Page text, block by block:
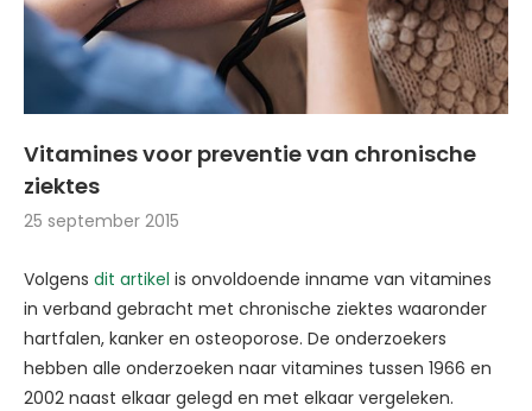
Vitamines voor preventie van chronische
ziektes
25 september 2015
Volgens dit artikel is onvoldoende inname van vitamines
in verband gebracht met chronische ziektes waaronder
hartfalen, kanker en osteoporose. De onderzoekers
hebben alle onderzoeken naar vitamines tussen 1966 en
2002 naast elkaar gelegd en met elkaar vergeleken.